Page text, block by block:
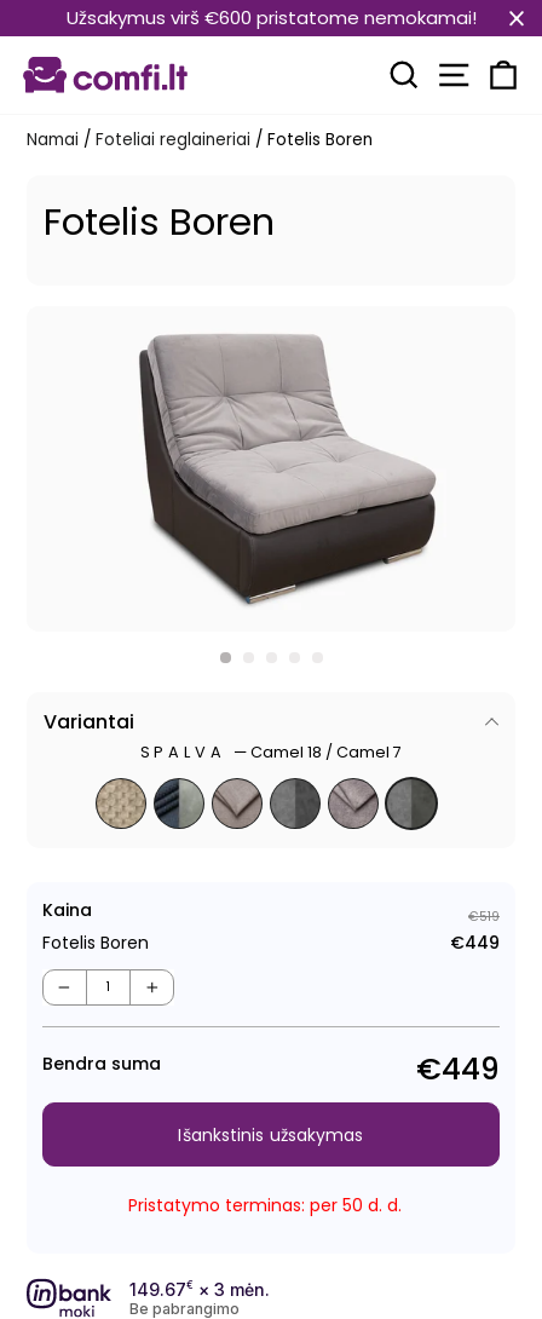
prie
turinio
Užsakymus virš €600 pristatome nemokamai!
Paieška
Namai / Foteliai reglaineriai / Fotelis Boren
Fotelis Boren
Variantai
SPALVA —Camel 18 / Camel 7
Kaina
Fotelis Boren
€519
€449
− +
Bendra suma €449
Pristatymo terminas: per 50 d. d.
Išankstinis užsakymas
149.67€ × 3 mėn.
Be pabrangimo